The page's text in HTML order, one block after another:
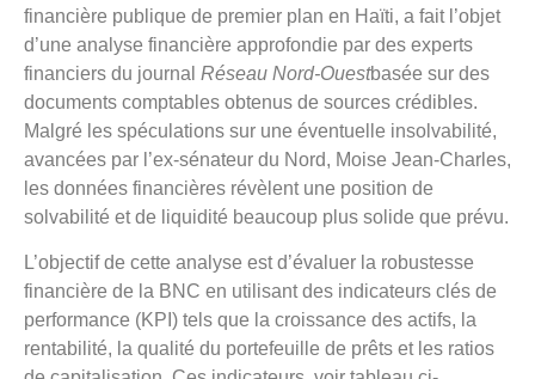
financière publique de premier plan en Haïti, a fait l’objet
d’une analyse financière approfondie par des experts
financiers du journal Réseau Nord-Ouestbasée sur des
documents comptables obtenus de sources crédibles.
Malgré les spéculations sur une éventuelle insolvabilité,
avancées par l’ex-sénateur du Nord, Moise Jean-Charles,
les données financières révèlent une position de
solvabilité et de liquidité beaucoup plus solide que prévu.
L’objectif de cette analyse est d’évaluer la robustesse
financière de la BNC en utilisant des indicateurs clés de
performance (KPI) tels que la croissance des actifs, la
rentabilité, la qualité du portefeuille de prêts et les ratios